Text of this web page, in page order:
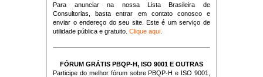
Para anunciar na nossa Lista Brasileira de
Consultorias, basta entrar em contato conosco e
enviar o endereço do seu site. Este é um serviço de
utilidade pública e gratuito.Clique aqui
FÓRUM GRÁTIS PBQP-H, ISO 9001 E OUTRAS
Participe do melhor fórum sobre PBQP-H e ISO 9001,